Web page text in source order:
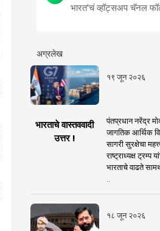
भारत'चं व्हॉट्सअप चॅनल
अग्रलेख
१९ जून २०२६
भारताचे वास्तववादी
उत्तर !
पंतप्रधान नरेंद्र
जागतिक आर्थिक
सागरी सुरक्षेचा
राष्ट्राध्यक्ष ट्रम्प
भारताचे वाढते
१८ जून २०२६